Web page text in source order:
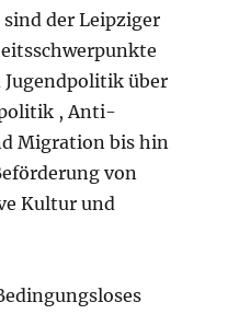
der Leipziger
über
, Anti-
Migration bis hin
von
Kultur und